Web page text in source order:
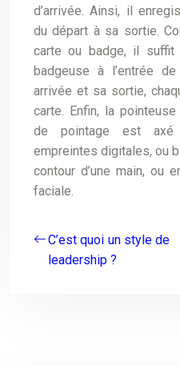
d’arrivée. Ainsi, il
du départ à sa sortie.
carte ou badge, il suffit
badgeuse à l’entrée
arrivée et sa sortie,
carte. Enfin, la
de pointage est axé
empreintes digitales, ou
contour d’une main, ou
faciale.
C’est quoi un style de
leadership ?